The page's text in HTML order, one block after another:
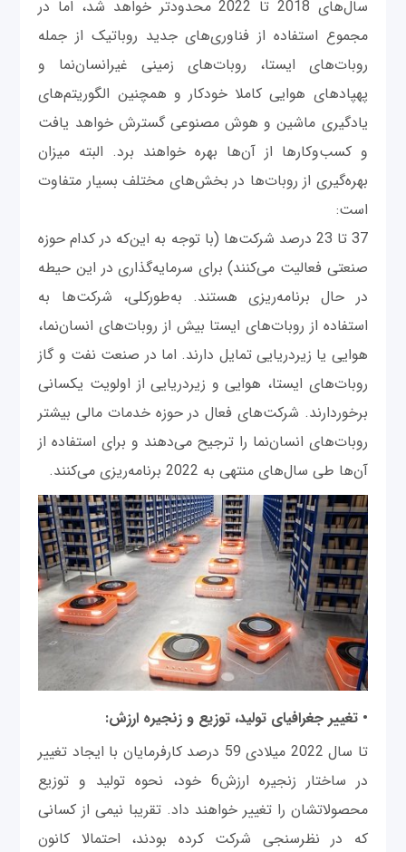
سال‌های 2018 تا 2022 محدودتر خواهد شد، اما در
مجموع استفاده از فناوری‌های جدید روباتیک از جمله
روبات‌های ایستا، روبات‌های زمینی غیرانسان‌نما و
پهپادهای هوایی کاملا خودکار و همچنین الگوریتم‌های
یادگیری ماشین و هوش مصنوعی گسترش خواهد یافت
و کسب‌وکارها از آن‌ها بهره خواهند برد. البته میزان
بهره‌گیری از روبات‌ها در بخش‌های مختلف بسیار متفاوت
است:
37 تا 23 درصد شرکت‌ها (با توجه به این‌که در کدام حوزه
صنعتی فعالیت می‌کنند) برای سرمایه‌گذاری در این حیطه
در حال برنامه‌ریزی هستند. به‌طورکلی، شرکت‌ها به
استفاده از روبات‌های ایستا بیش از روبات‌های انسان‌نما،
هوایی یا زیردریایی تمایل دارند. اما در صنعت نفت و گاز
روبات‌های ایستا، هوایی و زیردریایی از اولویت یکسانی
برخوردارند. شرکت‌های فعال در حوزه خدمات مالی بیشتر
روبات‌های انسان‌نما را ترجیح می‌دهند و برای استفاده از
آن‌ها طی سال‌های منتهی به 2022 برنامه‌ریزی می‌کنند.
• تغییر جغرافیای تولید، توزیع و زنجیره‌ ارزش:
تا سال 2022 میلادی 59 درصد کارفرمایان با ایجاد تغییر
در ساختار زنجیره ارزش6 خود، نحوه تولید و توزیع
محصولاتشان را تغییر خواهند داد. تقریبا نیمی از کسانی
که در نظرسنجی شرکت کرده بودند، احتمالا کانون